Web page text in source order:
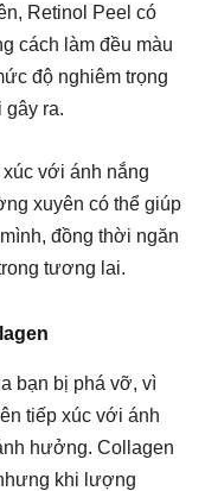
Retinol Peel có
cách làm đều màu
độ nghiêm trọng
gây ra.
với ánh nắng
xuyên có thể giúp
đồng thời ngăn
tương lai.
bạn bị phá vỡ, vì
tiếp xúc với ánh
hưởng. Collagen
khi lượng